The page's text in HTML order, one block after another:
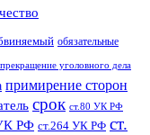
обязательные
прекращение уголовного дела
примирение сторон
срок ст.80 УК РФ
РФ ст.264 УК РФ ст.